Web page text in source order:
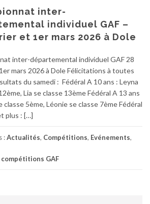
inter-
individuel GAF –
et 1er mars 2026 à Dole
inter-départemental individuel GAF 28
mars 2026 à Dole Félicitations à toutes
du samedi : Fédéral A 10 ans : Leyna
Lia se classe 13ème Fédéral A 13 ans
classe 5ème, Léonie se classe 7ème Fédéral
plus : […]
:Actualités, Compétitions, Evénements,
GAF